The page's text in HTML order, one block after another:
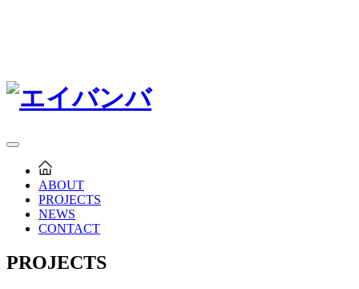
ABOUT
PROJECTS
NEWS
CONTACT
PROJECTS